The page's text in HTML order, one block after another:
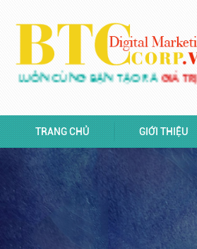
LUÔN CÙNG BẠN TẠO RAGIÁ TRỊ
TRANG CHỦ GIỚI THIỆU